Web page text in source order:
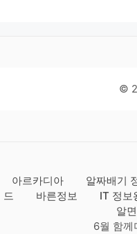
©
아르카디아 알짜배기
드
바른정보 IT 정보
알
6월 함께